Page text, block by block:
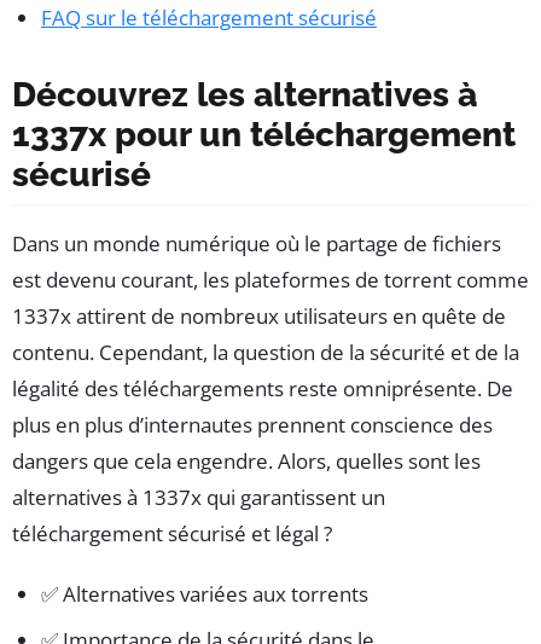
FAQ sur le téléchargement sécurisé
Découvrez les alternatives à
1337x pour un téléchargement
sécurisé
Dans un monde numérique où le partage de fichiers
est devenu courant, les plateformes de torrent comme
1337x attirent de nombreux utilisateurs en quête de
contenu. Cependant, la question de la sécurité et de la
légalité des téléchargements reste omniprésente. De
plus en plus d’internautes prennent conscience des
dangers que cela engendre. Alors, quelles sont les
alternatives à 1337x qui garantissent un
téléchargement sécurisé et légal ?
✅ Alternatives variées aux torrents